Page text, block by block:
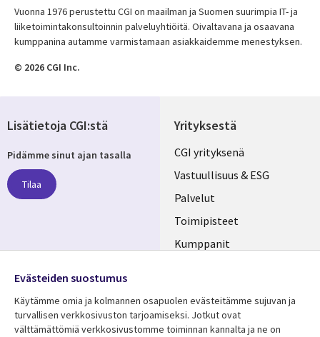
Vuonna 1976 perustettu CGI on maailman ja Suomen suurimpia IT- ja
liiketoimintakonsultoinnin palveluyhtiöitä. Oivaltavana ja osaavana
kumppanina autamme varmistamaan asiakkaidemme menestyksen.
© 2026 CGI Inc.
Yrityksestä
Useful
links
FINLAND
CGI yrityksenä
Vastuullisuus & ESG
Palvelut
Toimipisteet
Kumppanit
Lisätietoja CGI:stä
Pidämme sinut ajan tasalla
Tilaa
Media
FINLAND
Evästeiden suostumus
Käytämme omia ja kolmannen osapuolen evästeitämme sujuvan ja
turvallisen verkkosivuston tarjoamiseksi. Jotkut ovat
välttämättömiä verkkosivustomme toiminnan kannalta ja ne on